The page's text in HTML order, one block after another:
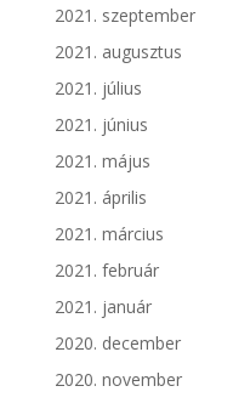
2021. szeptember
2021. augusztus
2021. július
2021. június
2021. május
2021. április
2021. március
2021. február
2021. január
2020. december
2020. november